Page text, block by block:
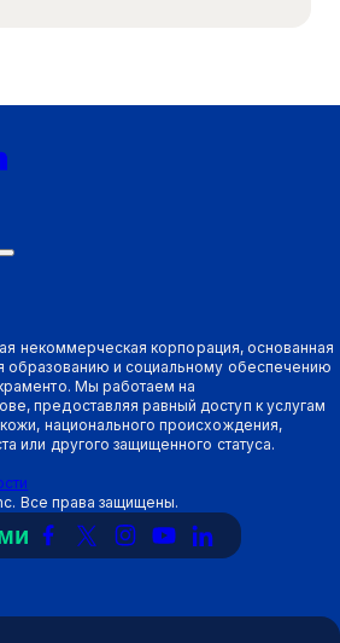
Подменю
поддержки
некоммерческая корпорация, основанная
образованию и социальному обеспечению
Мы работаем на
предоставляя равный доступ к услугам
национального происхождения,
или другого защищенного статуса.
Все права защищены.
Ссылка
на
Ссылка
на
(Twitter)
Ссылка
на
Ссылка
на
Ссылка
на